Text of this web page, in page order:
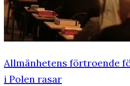
Allmänhetens förtroende
i Polen rasar